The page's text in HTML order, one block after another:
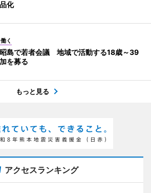
化
く
島で若者会議 地域で活動する18歳～39
を募る
もっと見る
アクセスランキング